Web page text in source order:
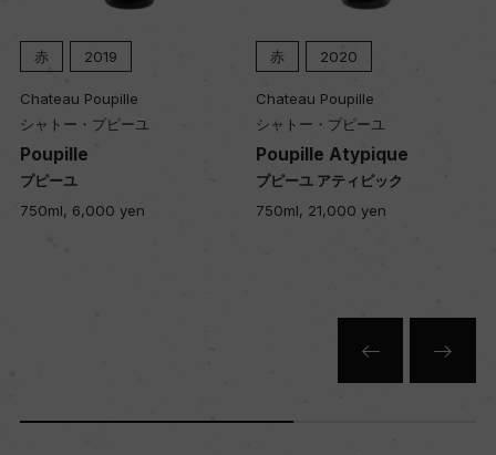
品質分類・原産地呼称
A.O.C.カスティヨン・コート・ド・ボルドー
格付
赤 2019
Chateau Poupille
シャトー・プピーユ
Poupille
プピーユ
750ml, 6,000 yen
赤 2020
Chateau Poupille
シャトー・プピーユ
Poupille Atypique
プピーユ アティピック
750ml, 21,000 yen